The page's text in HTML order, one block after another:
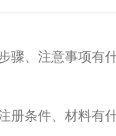
骤、注意事项有
册条件、材料有